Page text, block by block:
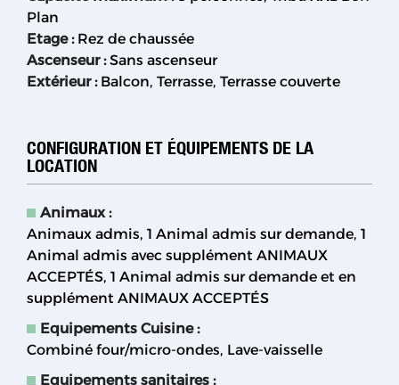
Plan
Etage: Rez de chaussée
Ascenseur: Sans ascenseur
Extérieur: Balcon Terrasse Terrasse couverte
CONFIGURATION ET ÉQUIPEMENTS DE LA
LOCATION
Animaux:
Animaux admis 1 Animal admis sur demande 1
Animal admis avec supplément ANIMAUX
ACCEPTÉS 1 Animal admis sur demande et en
supplément ANIMAUX ACCEPTÉS
Equipements Cuisine:
Combiné four/micro-ondes Lave-vaisselle
Equipements sanitaires :